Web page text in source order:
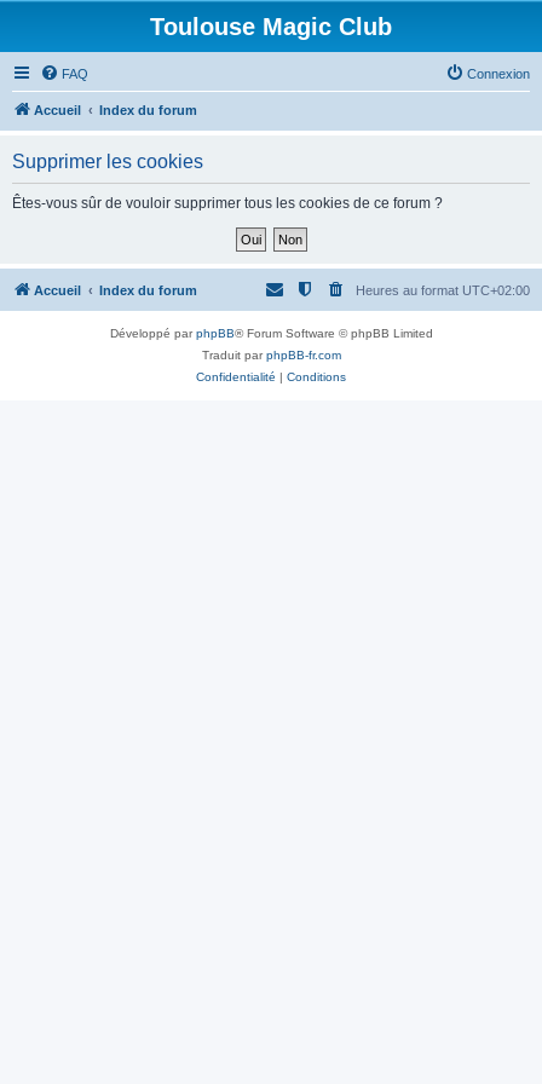
Toulouse Magic Club
FAQ Connexion
Accueil Index du forum
Supprimer les cookies
Êtes-vous sûr de vouloir supprimer tous les cookies de ce forum ?
Accueil Index du forum Heures au format UTC+02:00
Développé parphpBB® Forum Software © phpBB Limited
Traduit parphpBB-fr.com
Confidentialité | Conditions